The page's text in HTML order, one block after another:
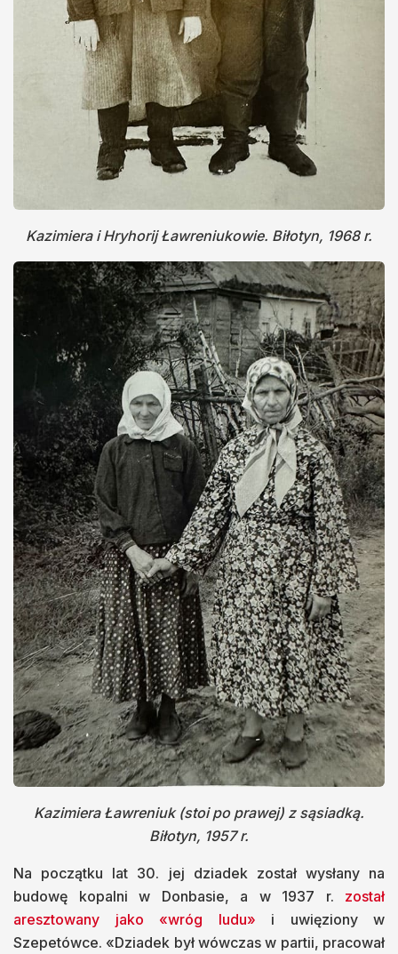
Kazimiera i Hryhorij Ławreniukowie. Biłotyn, 1968 r.
Kazimiera Ławreniuk (stoi po prawej) z sąsiadką.
Biłotyn, 1957 r.
Na początku lat 30. jej dziadek został wysłany na
budowę kopalni w Donbasie, a w 1937 r. został
aresztowany jako «wróg ludu» i uwięziony w
Szepetówce. «Dziadek był wówczas w partii, pracował